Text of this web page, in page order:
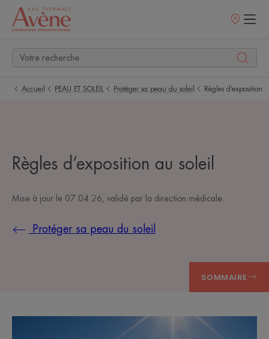
Points
Accueil PEAU ET SOLEIL Protéger sa peau du soleil Règles d’exposition
Règles d’exposition au soleil
Mise à jour le 07.04.26 , validé par la direction médicale
Protéger sa peau du soleil
SOMMAIRE